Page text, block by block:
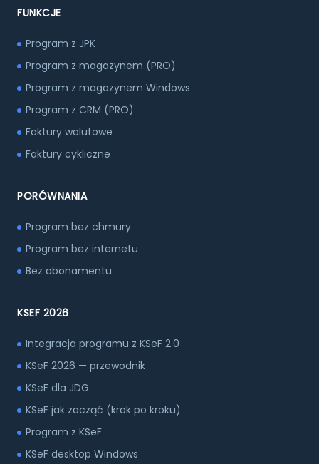
FUNKCJE
Program z JPK
Program z magazynem (PRO)
Program z magazynem Windows
Program z CRM (PRO)
Faktury walutowe
Faktury cykliczne
PORÓWNANIA
Program bez chmury
Program bez internetu
Bez abonamentu
KSEF 2026
Integracja programu z KSeF 2.0
KSeF 2026 — przewodnik
KSeF dla JDG
KSeF jak zacząć (krok po kroku)
Program z KSeF
KSeF desktop Windows